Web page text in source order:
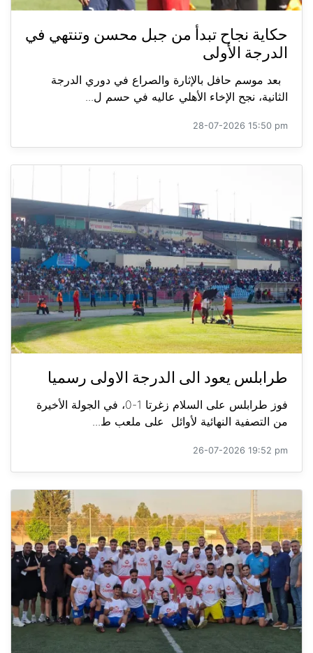
حكاية نجاح تبدأ من جبل محسن وتنتهي في
الدرجة الأولى
بعد موسم حافل بالإثارة والصراع في دوري الدرجة
الثانية، نجح الإخاء الأهلي عاليه في حسم ل...
28-07-2026 15:50 pm
طرابلس يعود الى الدرجة الاولى رسميا
فوز طرابلس على السلام زغرتا 1-0، في الجولة الأخيرة
من التصفية النهائية لأوائل على ملعب ط...
26-07-2026 19:52 pm